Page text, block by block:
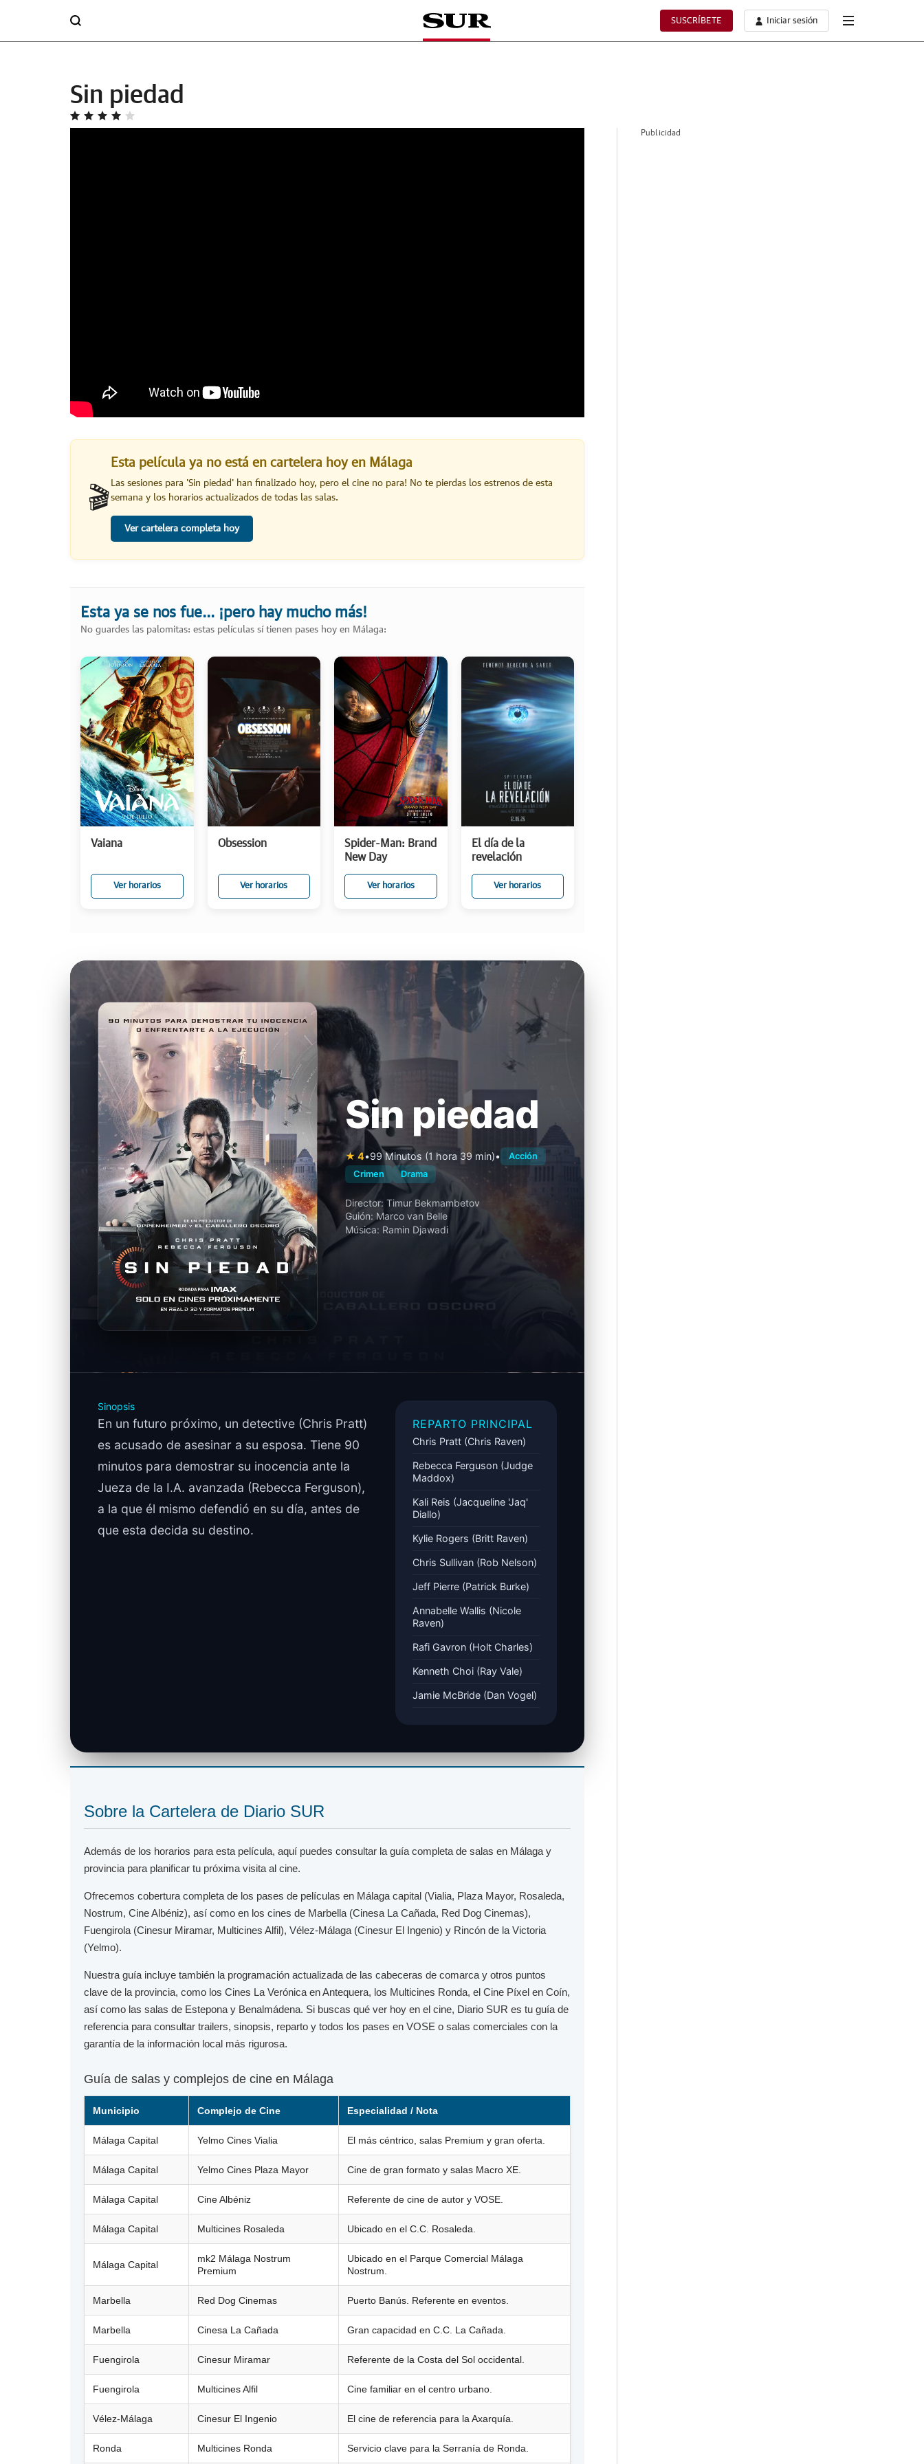
SUSCRÍBETE Iniciar sesión
Sin piedad
🎬
Esta película ya no está en cartelera hoy en Málaga
Las sesiones para 'Sin piedad ' han finalizado hoy, pero el cine no para! No te pierdas los estrenos de esta
semana y los horarios actualizados de todas las salas.
Ver cartelera completa hoy
Esta ya se nos fue... ¡pero hay mucho más!
No guardes las palomitas: estas películas sí tienen pases hoy en Málaga:
Vaiana
Ver horarios
Obsession
Ver horarios
Spider-Man: Brand
New Day
Ver horarios
El día de la
revelación
Ver horarios
Sin piedad
★ 4•99 Minutos (1 hora 39 min)•
Acción
Crimen
Drama
Director: Timur Bekmambetov
Guión: Marco van Belle
Música: Ramin Djawadi
Sinopsis
En un futuro próximo, un detective (Chris Pratt)
es acusado de asesinar a su esposa. Tiene 90
minutos para demostrar su inocencia ante la
Jueza de la I.A. avanzada (Rebecca Ferguson),
a la que él mismo defendió en su día, antes de
que esta decida su destino.
REPARTO PRINCIPAL
Chris Pratt (Chris Raven)
Rebecca Ferguson (Judge
Maddox)
Kali Reis (Jacqueline 'Jaq'
Diallo)
Kylie Rogers (Britt Raven)
Chris Sullivan (Rob Nelson)
Jeff Pierre (Patrick Burke)
Annabelle Wallis (Nicole
Raven)
Rafi Gavron (Holt Charles)
Kenneth Choi (Ray Vale)
Jamie McBride (Dan Vogel)
Sobre la Cartelera de Diario SUR
Además de los horarios para esta película, aquí puedes consultar la guía completa de salas en Málaga y
provincia para planificar tu próxima visita al cine.
Ofrecemos cobertura completa de los pases de películas en Málaga capital (Vialia, Plaza Mayor, Rosaleda,
Nostrum, Cine Albéniz), así como en los cines de Marbella (Cinesa La Cañada, Red Dog Cinemas),
Fuengirola (Cinesur Miramar, Multicines Alfil), Vélez-Málaga (Cinesur El Ingenio) y Rincón de la Victoria
(Yelmo).
Nuestra guía incluye también la programación actualizada de las cabeceras de comarca y otros puntos
clave de la provincia, como los Cines La Verónica en Antequera, los Multicines Ronda, el Cine Píxel en Coín,
así como las salas de Estepona y Benalmádena. Si buscas qué ver hoy en el cine, Diario SUR es tu guía de
referencia para consultar trailers, sinopsis, reparto y todos los pases en VOSE o salas comerciales con la
garantía de la información local más rigurosa.
Guía de salas y complejos de cine en Málaga
Municipio Complejo de Cine Especialidad / Nota
Málaga Capital Yelmo Cines Vialia El más céntrico, salas Premium y gran oferta.
Málaga Capital Yelmo Cines Plaza Mayor Cine de gran formato y salas Macro XE.
Málaga Capital Cine Albéniz Referente de cine de autor y VOSE.
Málaga Capital Multicines Rosaleda Ubicado en el C.C. Rosaleda.
Málaga Capital
mk2 Málaga Nostrum
Premium
Ubicado en el Parque Comercial Málaga
Nostrum.
Marbella Red Dog Cinemas Puerto Banús. Referente en eventos.
Marbella Cinesa La Cañada Gran capacidad en C.C. La Cañada.
Fuengirola Cinesur Miramar Referente de la Costa del Sol occidental.
Fuengirola Multicines Alfil Cine familiar en el centro urbano.
Vélez-Málaga Cinesur El Ingenio El cine de referencia para la Axarquía.
Ronda Multicines Ronda Servicio clave para la Serranía de Ronda.
Publicidad